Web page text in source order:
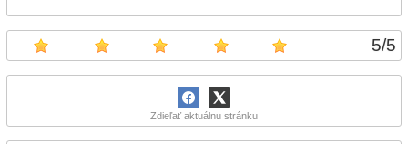
5/5
Zdieľať aktuálnu stránku